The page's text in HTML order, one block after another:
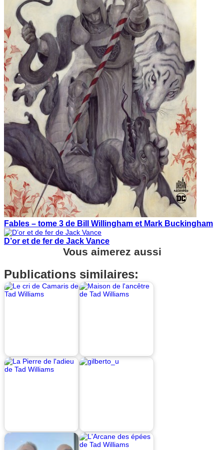
Fables – tome 3 de Bill Willingham et Mark Buckingham
D’or et de fer de Jack Vance
Vous aimerez aussi
Publications similaires: